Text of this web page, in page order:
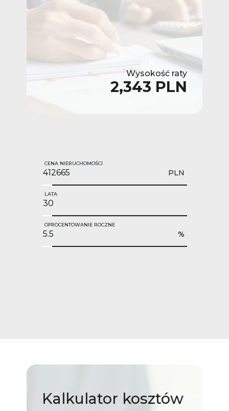
Wysokość raty
2,343 PLN
CENA NIERUCHOMOŚCI
PLN
LATA
OPROCENTOWANIE ROCZNE
%
Kalkulator kosztów